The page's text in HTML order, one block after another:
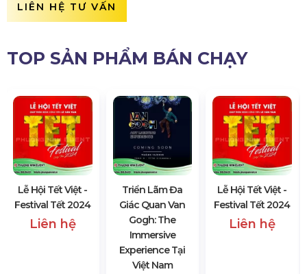
LIÊN HỆ TƯ VẤN
TOP SẢN PHẨM BÁN CHẠY
Lễ Hội Tết Việt -
Festival Tết 2024
Liên hệ
Triển Lãm Đa
Giác Quan Van
Gogh: The
Immersive
Experience Tại
Việt Nam
Lễ Hội Tết Việt -
Festival Tết 2024
Liên hệ